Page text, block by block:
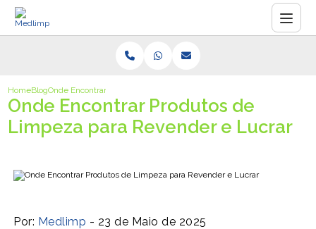
HomeBlogOnde Encontrar Produtos de Limpeza para Revender e Lucrar
Onde Encontrar Produtos de
Limpeza para Revender e Lucrar
Por: Medlimp - 23 de Maio de 2025